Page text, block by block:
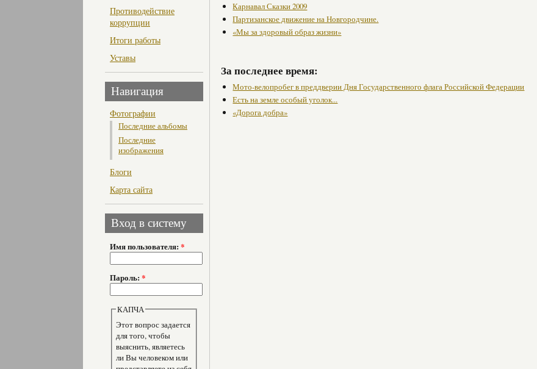
Противодействие
коррупции
Итоги работы
Уставы
Навигация
Фотографии
Последние альбомы
Последние
изображения
Блоги
Карта сайта
Вход в систему
Имя пользователя: *
Пароль: *
КАПЧА
Этот вопрос задается
для того, чтобы
выяснить, являетесь
ли Вы человеком или
Карнавал Сказки 2009
Партизанское движение на Новгородчине.
«Мы за здоровый образ жизни»
За последнее время:
Мото-велопробег в преддверии Дня Государственного флага Российской Федерации
Есть на земле особый уголок...
«Дорога добра»